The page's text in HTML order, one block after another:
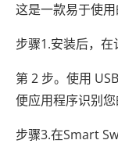
这是一款易于使用
步骤1.安装后，在
第 2 步。使用
便应用程序识别您
步骤3.在Smart